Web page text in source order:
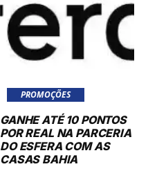
PROMOÇÕES
GANHE ATÉ 10 PONTOS
POR REAL NA PARCERIA
DO ESFERA COM AS
CASAS BAHIA